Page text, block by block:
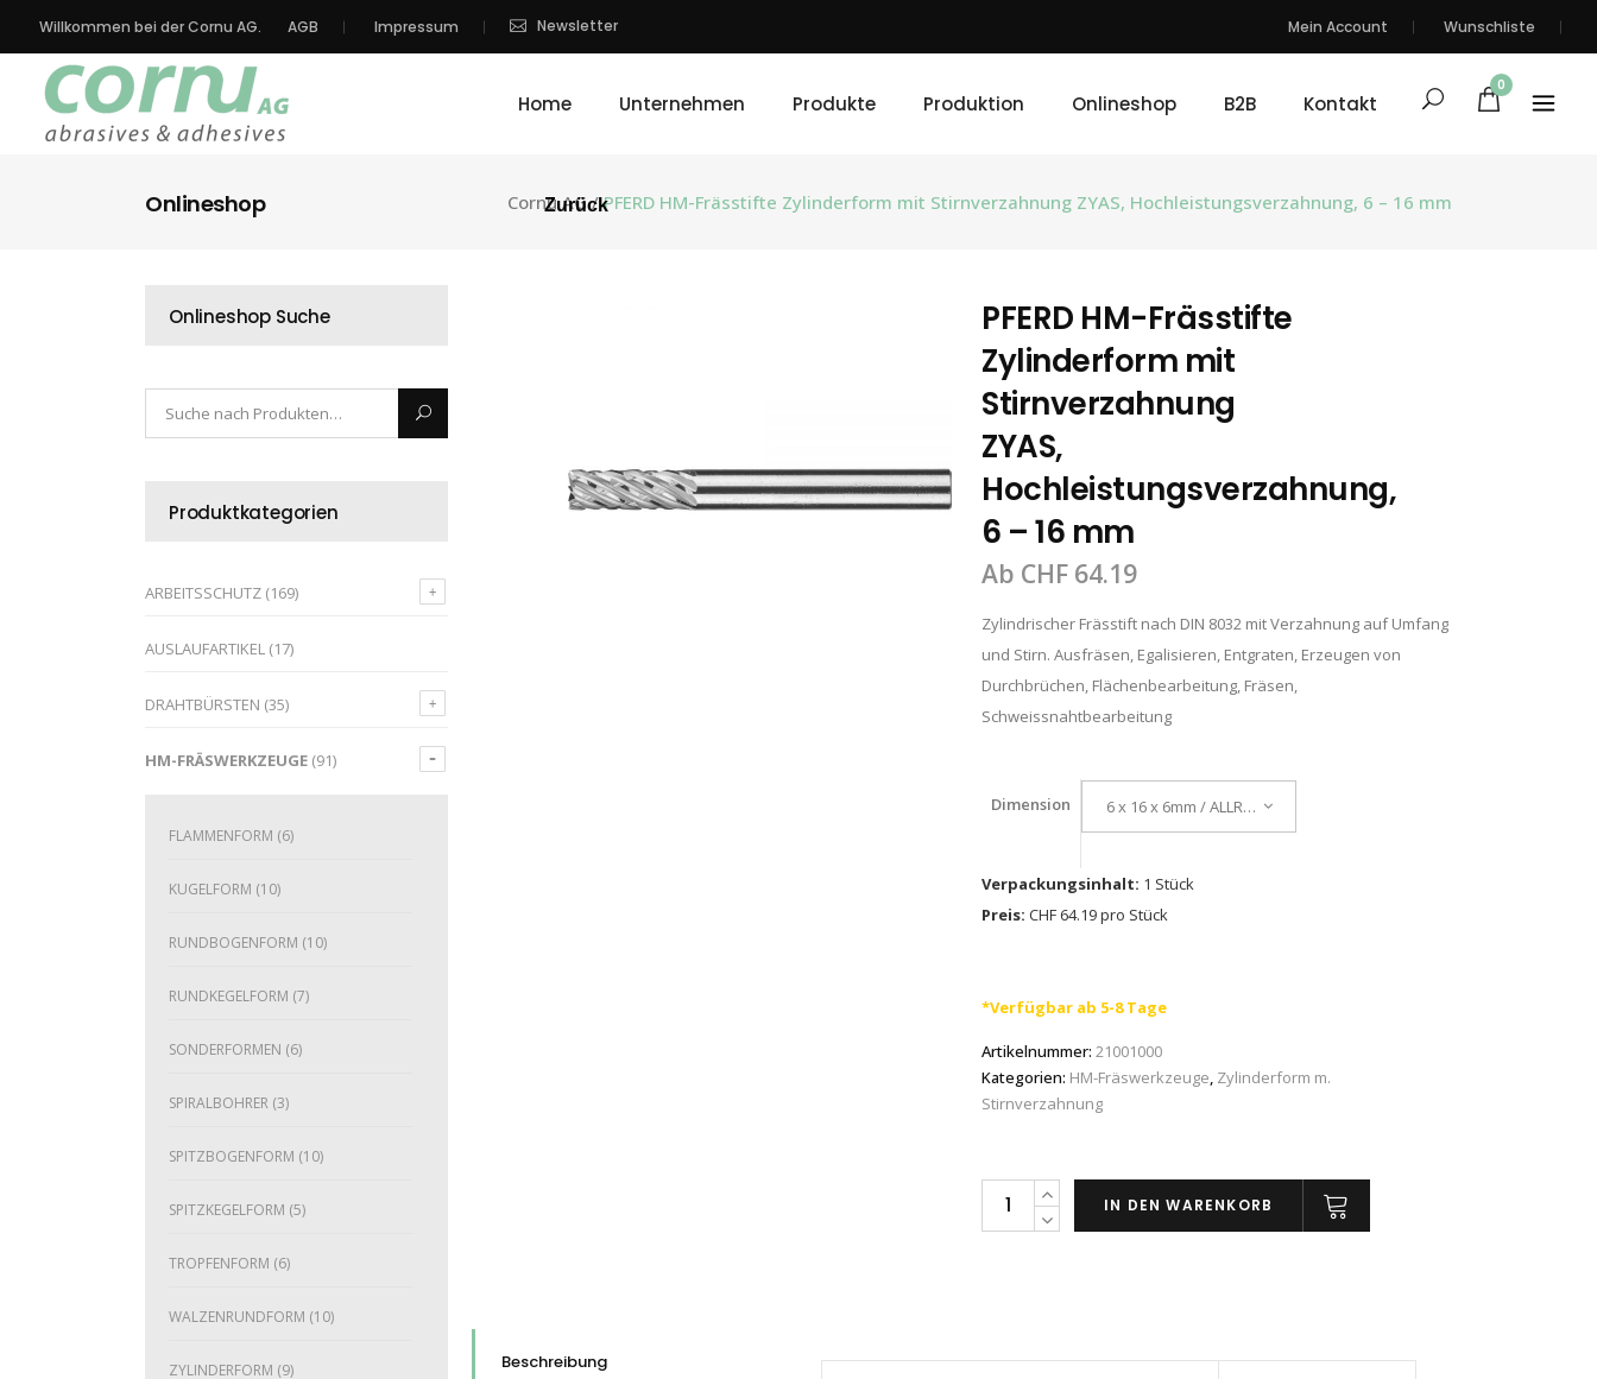
Willkommen bei der Cornu AG. AGB Impressum Newsletter Mein Account Wunschliste
Home Unternehmen Produkte Produktion Onlineshop B2B Kontakt
0
Onlineshop Cornu AG/PFERD HM-Frässtifte Zylinderform mit Stirnverzahnung ZYAS, Hochleistungsverzahnung, 6 – 16 mm
Zurück
Onlineshop Suche
Produktkategorien
ARBEITSSCHUTZ (169)
AUSLAUFARTIKEL (17)
DRAHTBÜRSTEN (35)
HM-FRÄSWERKZEUGE (91)
FLAMMENFORM (6)
KUGELFORM (10)
RUNDBOGENFORM (10)
RUNDKEGELFORM (7)
SONDERFORMEN (6)
SPIRALBOHRER (3)
SPITZBOGENFORM (10)
SPITZKEGELFORM (5)
TROPFENFORM (6)
WALZENRUNDFORM (10)
ZYLINDERFORM (9)
PFERD HM-Frässtifte
Zylinderform mit
Stirnverzahnung
ZYAS,
Hochleistungsverzahnung,
6 – 16 mm
Ab CHF 64.19
Zylindrischer Frässtift nach DIN 8032 mit Verzahnung auf Umfang
und Stirn. Ausfräsen, Egalisieren, Entgraten, Erzeugen von
Durchbrüchen, Flächenbearbeitung, Fräsen,
Schweissnahtbearbeitung
Dimension 6 x 16 x 6mm / ALLROUND
Verpackungsinhalt: 1 Stück
Preis: CHF 64.19 pro Stück
*Verfügbar ab 5-8 Tage
Artikelnummer: 21001000
Kategorien: HM-Fräswerkzeuge, Zylinderform m.
Stirnverzahnung
PFERD
IN DEN WARENKORB
Beschreibung